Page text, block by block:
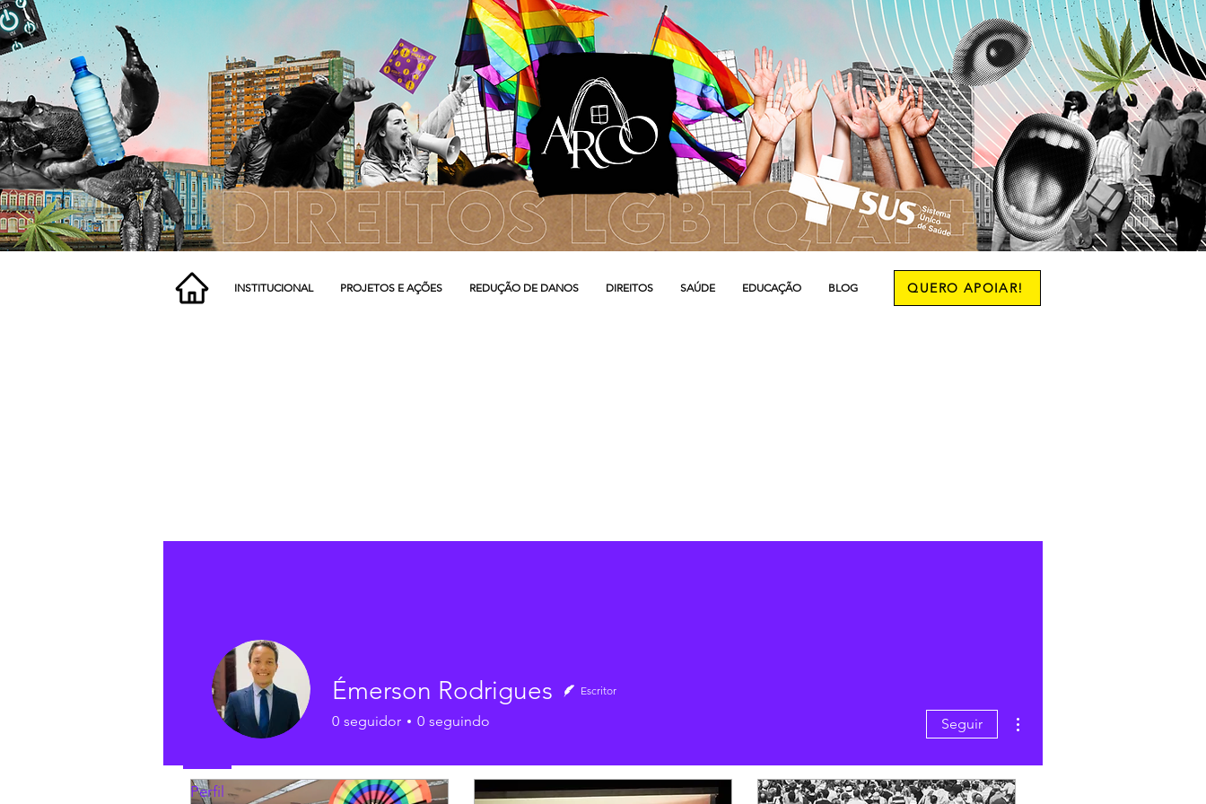
INSTITUCIONAL PROJETOS E AÇÕES REDUÇÃO DE DANOS DIREITOS SAÚDE EDUCAÇÃO BLOG QUERO APOIAR!
Data de entrada: 21 de jun. de 2023
Émerson Rodrigues Escritor
0 seguidor 0 seguindo Seguir
Perfil